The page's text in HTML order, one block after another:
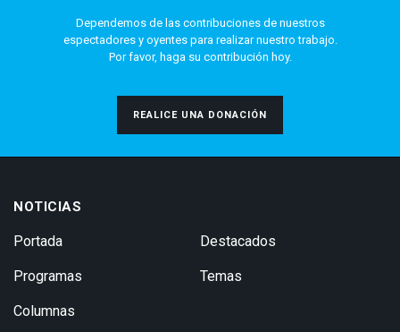
Dependemos de las contribuciones de nuestros
espectadores y oyentes para realizar nuestro trabajo.
Por favor, haga su contribución hoy.
REALICE UNA DONACIÓN
NOTICIAS
Portada
Programas
Columnas
Destacados
Temas